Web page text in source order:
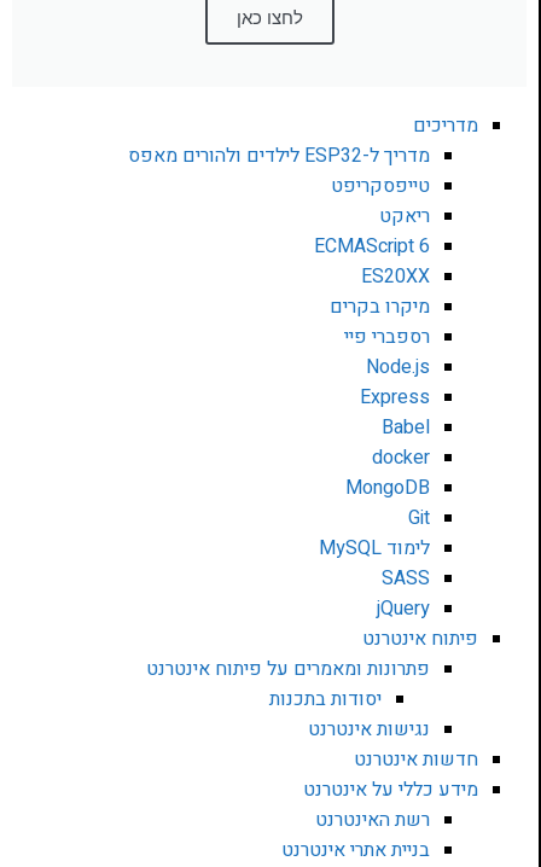
לחצו כאן
מדריכים
מדריך ל-ESP32 לילדים ולהורים מאפס
טייפסקריפט
ריאקט
ECMAScript 6
ES20XX
מיקרו בקרים
רספברי פיי
Node.js
Express
Babel
docker
MongoDB
Git
לימוד MySQL
SASS
jQuery
פיתוח אינטרנט
פתרונות ומאמרים על פיתוח אינטרנט
יסודות בתכנות
נגישות אינטרנט
חדשות אינטרנט
מידע כללי על אינטרנט
רשת האינטרנט
בניית אתרי אינטרנט